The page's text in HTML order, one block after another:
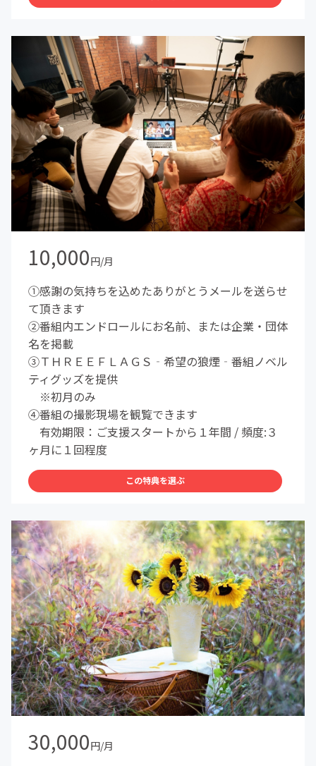
10,000円/月
①感謝の気持ちを込めたありがとうメールを送らせ
て頂きます
②番組内エンドロールにお名前、または企業・団体
名を掲載
③ＴＨＲＥＥＦＬＡＧＳ‐希望の狼煙‐番組ノベル
ティグッズを提供
※初月のみ
④番組の撮影現場を観覧できます
有効期限：ご支援スタートから１年間 / 頻度:３
ヶ月に１回程度
この特典を選ぶ
30,000円/月